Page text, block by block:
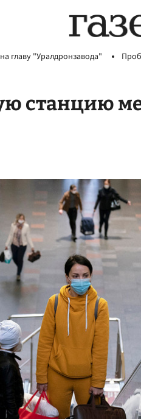
главу "Уралдронзавода"
станцию